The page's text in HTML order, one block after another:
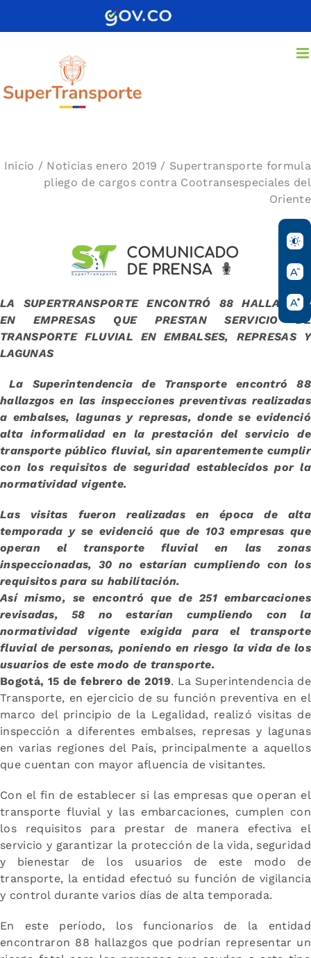
Inicio / Noticias enero 2019 / Supertransporte formula
pliego de cargos contra Cootransespeciales del
Oriente
LA SUPERTRANSPORTE ENCONTRÓ 88 HALLAZGOS
EN EMPRESAS QUE PRESTAN SERVICIO DE
TRANSPORTE FLUVIAL EN EMBALSES, REPRESAS Y
LAGUNAS
La Superintendencia de Transporte encontró 88
hallazgos en las inspecciones preventivas realizadas
a embalses, lagunas y represas, donde se evidenció
alta informalidad en la prestación del servicio de
transporte público fluvial, sin aparentemente cumplir
con los requisitos de seguridad establecidos por la
normatividad vigente.
Las visitas fueron realizadas en época de alta
temporada y se evidenció que de 103 empresas que
operan el transporte fluvial en las zonas
inspeccionadas, 30 no estarían cumpliendo con los
requisitos para su habilitación.
Así mismo, se encontró que de 251 embarcaciones
revisadas, 58 no estarían cumpliendo con la
normatividad vigente exigida para el transporte
fluvial de personas, poniendo en riesgo la vida de los
usuarios de este modo de transporte.
Bogotá, 15 de febrero de 2019. La Superintendencia de
Transporte, en ejercicio de su función preventiva en el
marco del principio de la Legalidad, realizó visitas de
inspección a diferentes embalses, represas y lagunas
en varias regiones del País, principalmente a aquellos
que cuentan con mayor afluencia de visitantes.
Con el fin de establecer si las empresas que operan el
transporte fluvial y las embarcaciones, cumplen con
los requisitos para prestar de manera efectiva el
servicio y garantizar la protección de la vida, seguridad
y bienestar de los usuarios de este modo de
transporte, la entidad efectuó su función de vigilancia
y control durante varios días de alta temporada.
En este período, los funcionarios de la entidad
encontraron 88 hallazgos que podrían representar un